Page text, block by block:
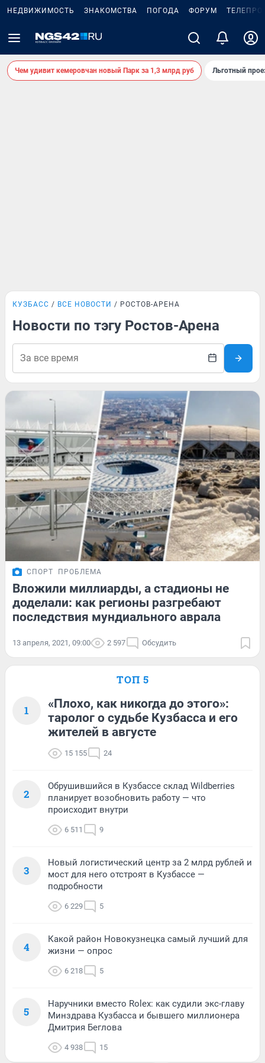
НЕДВИЖИМОСТЬ ЗНАКОМСТВА ПОГОДА ФОРУМ
Чем удивит кемеровчан новый Парк за 1,3 млрд руб Льготный
КУЗБАСС ВСЕ НОВОСТИ РОСТОВ-АРЕНА
Новости по тэгу Ростов-Арена
СПОРТ ПРОБЛЕМА
Вложили миллиарды, а стадионы не
доделали: как регионы разгребают
последствия мундиального аврала
13 апреля, 2021, 09:00 2 597 Обсудить
ТОП 5
1
«Плохо, как никогда до этого»:
таролог о судьбе Кузбасса и его
жителей в августе
15 155 24
2
Обрушившийся в Кузбассе склад Wildberries
планирует возобновить работу — что
происходит внутри
6 511 9
3
Новый логистический центр за 2 млрд рублей и
мост для него отстроят в Кузбассе —
подробности
6 229 5
4
Какой район Новокузнецка самый лучший для
жизни — опрос
6 218 5
5
Наручники вместо Rolex: как судили экс-главу
Минздрава Кузбасса и бывшего миллионера
Дмитрия Беглова
4 938 15